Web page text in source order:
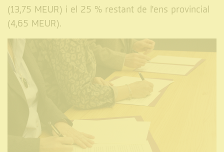
(13,75 MEUR) i el 25 % restant de l'ens provincial
(4,65 MEUR).